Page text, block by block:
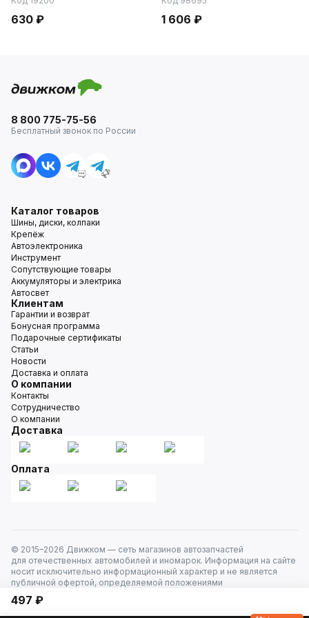
630 ₽ 1 606 ₽
497 ₽
8 800 775-75-56
Бесплатный звонок по России
Каталог товаров
Шины, диски, колпаки
Крепёж
Автоэлектроника
Инструмент
Сопутствующие товары
Аккумуляторы и электрика
Автосвет
Клиентам
Гарантии и возврат
Бонусная программа
Подарочные сертификаты
Статьи
Новости
Доставка и оплата
О компании
Контакты
Сотрудничество
О компании
Доставка
Оплата
© 2015–2026 Движком — сеть магазинов автозапчастей
для отечественных автомобилей и иномарок. Информация на сайте
носит исключительно информационный характер и не является
публичной офертой, определяемой положениями